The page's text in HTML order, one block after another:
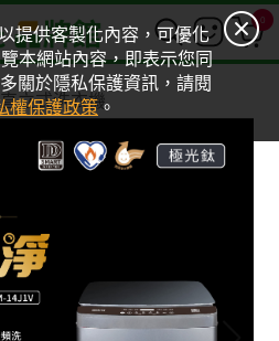
提供客製化內容，可優化
本網站內容，即表示您同
關於隱私保護資訊，請閱
權保護政策。
0
直立式洗衣機